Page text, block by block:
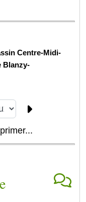
Centre-Midi-
Blanzy-